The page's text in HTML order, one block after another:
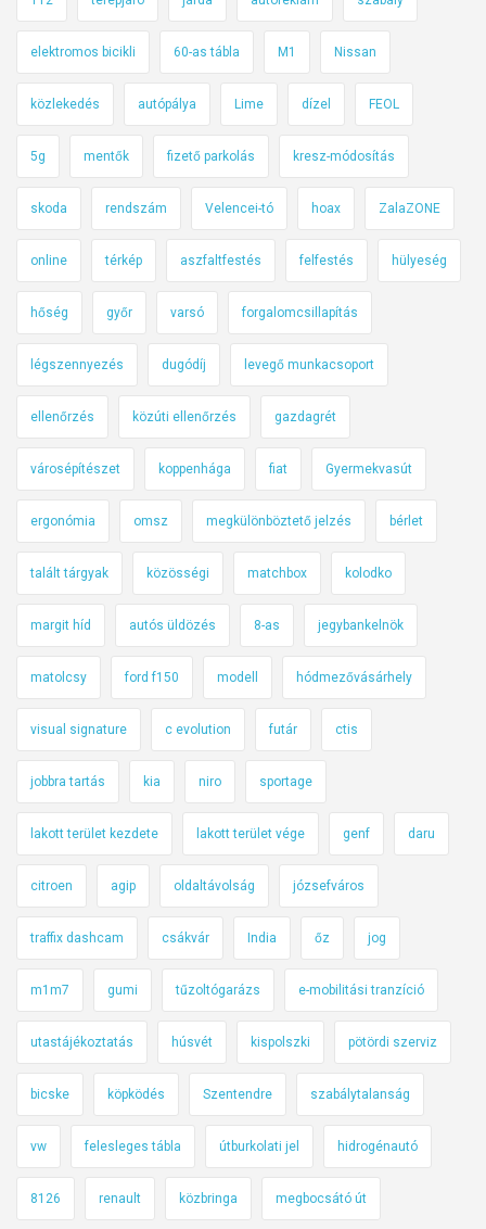
a
n
a
é
elektromos bicikli 60-as tábla M1 Nissan
közlekedés autópálya Lime dízel FEOL
5g mentők fizető parkolás kresz-módosítás
skoda rendszám Velencei-tó hoax ZalaZONE
online térkép aszfaltfestés felfestés hülyeség
hőség győr varsó forgalomcsillapítás
légszennyezés dugódíj levegő munkacsoport
ellenőrzés közúti ellenőrzés gazdagrét
városépítészet koppenhága fiat Gyermekvasút
ergonómia omsz megkülönböztető jelzés bérlet
talált tárgyak közösségi matchbox kolodko
margit híd autós üldözés 8-as jegybankelnök
matolcsy ford f150 modell hódmezővásárhely
visual signature c evolution futár ctis
jobbra tartás kia niro sportage
lakott terület kezdete lakott terület vége genf daru
citroen agip oldaltávolság józsefváros
traffix dashcam csákvár India őz jog
m1m7 gumi tűzoltógarázs e-mobilitási tranzíció
utastájékoztatás húsvét kispolszki pötördi szerviz
bicske köpködés Szentendre szabálytalanság
vw felesleges tábla útburkolati jel hidrogénautó
8126 renault közbringa megbocsátó út